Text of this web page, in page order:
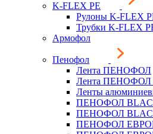
K-FLEX PE
Рулоны K-FLEX
Трубки K-FLEX
Армофол
Пенофол
Лента ПЕНОФОЛ
Лента ПЕНОФОЛ
Ленты
ПЕНОФОЛ
ПЕНОФОЛ
ПЕНОФОЛ